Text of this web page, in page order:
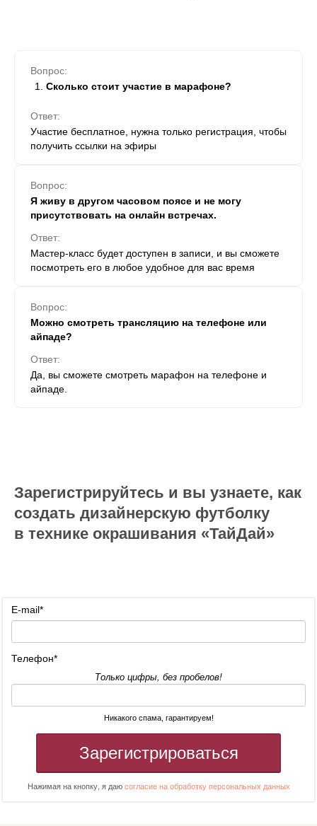
Вопрос:
Сколько стоит участие в марафоне?
Ответ:
Участие бесплатное, нужна только регистрация, чтобы
получить ссылки на эфиры
Вопрос:
Я живу в другом часовом поясе и не могу
присутствовать на онлайн встречах.
Ответ:
Мастер-класс будет доступен в записи, и вы сможете
посмотреть его в любое удобное для вас время
Вопрос:
Можно смотреть трансляцию на телефоне или
айпаде?
Ответ:
Да, вы сможете смотреть марафон на телефоне и
айпаде.
Зарегистрируйтесь и вы узнаете, как
создать дизайнерскую футболку
в технике окрашивания «ТайДай»
E-mail*
Телефон*
Только цифры, без пробелов!
Никакого спама, гарантируем!
Зарегистрироваться
Нажимая на кнопку, я даюсогласие на обработку персональных данных